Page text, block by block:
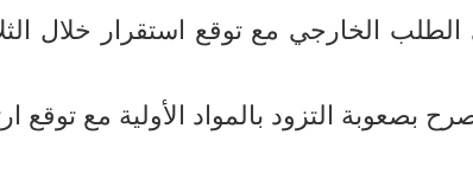
الخارجي مع توقع استقرار خلال
التزود بالمواد الأولية مع توقع